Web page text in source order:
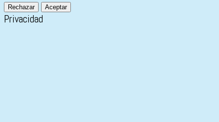
Rechazar Aceptar
Privacidad